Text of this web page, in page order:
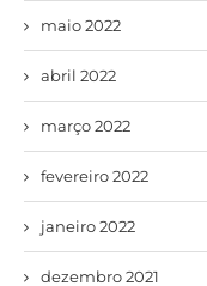
maio 2022
abril 2022
março 2022
fevereiro 2022
janeiro 2022
dezembro 2021